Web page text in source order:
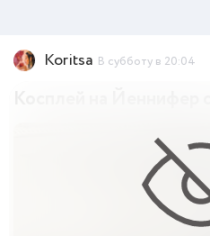
Koritsa В субботу в 20:04